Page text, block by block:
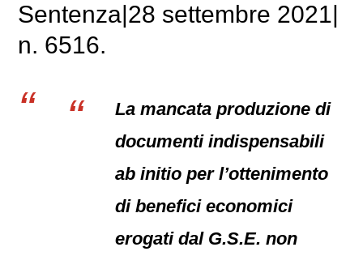
Sentenza|28 settembre 2021|
n. 6516.
La mancata produzione di
documenti indispensabili
ab initio per l’ottenimento
di benefici economici
erogati dal G.S.E. non